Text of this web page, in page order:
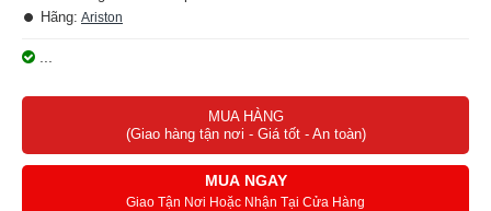
Hãng: Ariston
MUA HÀNG
(Giao hàng tận nơi - Giá tốt - An toàn)
MUA NGAY
Giao Tận Nơi Hoặc Nhận Tại Cửa Hàng